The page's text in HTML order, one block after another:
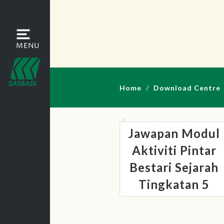
MENU
Home
About Sasbadi
Books of The Month
Home Download Centre
(PBRG) Sejarah
Jawapan Modul
Aktiviti Pintar
Bestari Sejarah
Tingkatan 5